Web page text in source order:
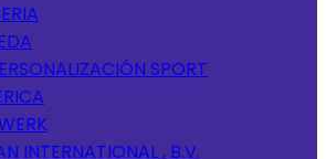
SPORT
INTERNATIONAL , B.V.